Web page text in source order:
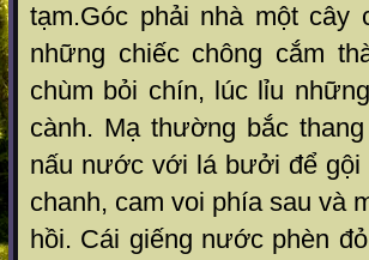
tạm.Góc phải nhà một
những chiếc chông cắm
chùm bỏi chín, lúc lỉu
cành. Mạ thường bắc
nấu nước với lá bưởi để
chanh, cam voi phía sau và
hồi. Cái giếng nước phèn